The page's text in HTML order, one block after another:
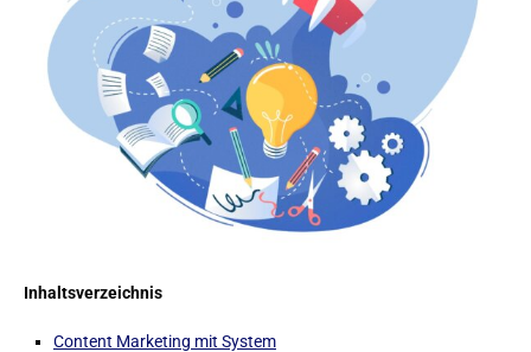
Inhaltsverzeichnis
Content Marketing mit System